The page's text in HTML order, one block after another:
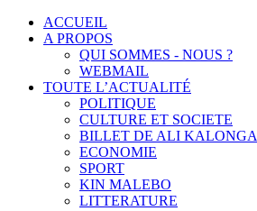
ACCUEIL
A PROPOS
QUI SOMMES - NOUS ?
WEBMAIL
TOUTE L’ACTUALITÉ
POLITIQUE
CULTURE ET SOCIETE
BILLET DE ALI KALONGA
ECONOMIE
SPORT
KIN MALEBO
LITTERATURE